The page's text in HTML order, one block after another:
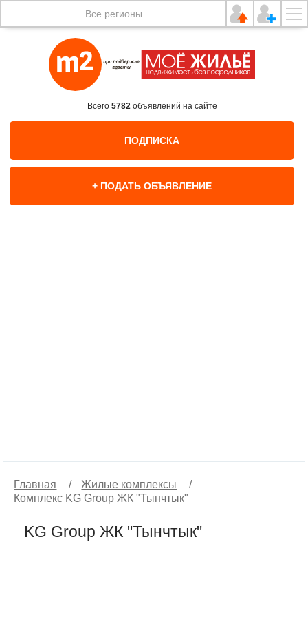
Все регионы
Всего 5782объявлений на сайте
ПОДПИСКА
+ ПОДАТЬ ОБЪЯВЛЕНИЕ
Главная / Жилые комплексы
/
Комплекс KG Group ЖК "Тынчтык"
KG Group ЖК "Тынчтык"